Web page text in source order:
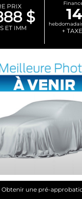
PRIX
$
ET IMM +
Obtenir une pré-